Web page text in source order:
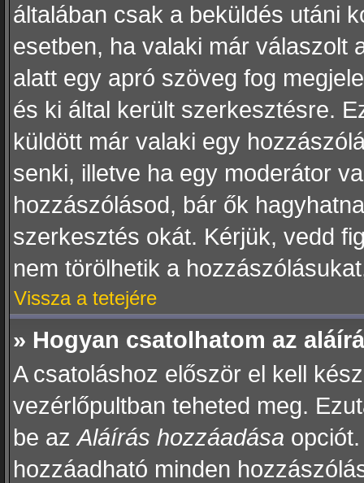
általában csak a beküldés utáni
esetben, ha valaki már válaszolt
alatt egy apró szöveg fog
és ki által került szerkesztésre.
küldött már valaki egy
senki, illetve ha egy moderátor
hozzászólásod, bár ők
szerkesztés okát. Kérjük, vedd
nem törölhetik a
Vissza a tetejére
» Hogyan csatolhatom az
A csatoláshoz először el kell
vezérlőpultban teheted meg.
be azAláírás hozzáadása
hozzáadható minden